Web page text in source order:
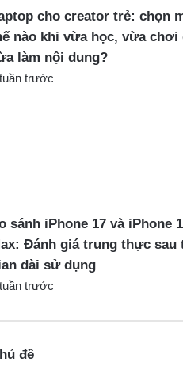
cho creator trẻ: chọn
nào khi vừa học, vừa chơi
làm nội dung?
trước
sánh iPhone 17 và iPhone
Đánh giá trung thực sau
dài sử dụng
trước
đề